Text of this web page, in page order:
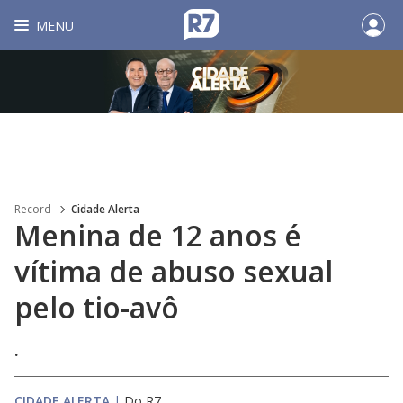
MENU
Record Cidade Alerta
Menina de 12 anos é
vítima de abuso sexual
pelo tio-avô
.